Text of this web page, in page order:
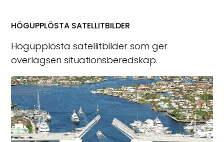
HÖGUPPLÖSTA SATELLITBILDER
Högupplösta satellitbilder som ger
överlägsen situationsberedskap.